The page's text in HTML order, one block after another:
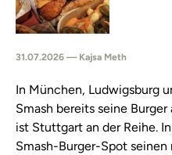
31.07.2026 — Kajsa Meth
In München, Ludwigsburg
Smash bereits seine
ist Stuttgart an der Reihe.
Smash-Burger-Spot